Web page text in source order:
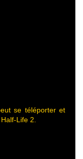
se téléporter et
Life 2.